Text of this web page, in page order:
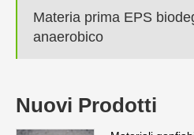
Materia prima EPS
anaerobico
Nuovi Prodotti